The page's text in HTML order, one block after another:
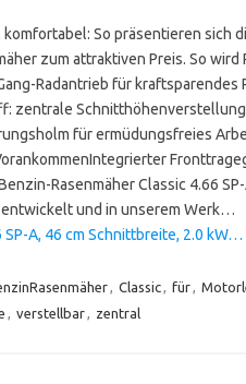
So präsentieren sich
zum attraktiven Preis. So wird
Radantrieb für kraftsparendes
zentrale
für ermüdungsfreies
Rasenmäher Classic 4.66
entwickelt und in unserem Werk…
SP-A, 46 cm Schnittbreite, 2.0 kW…
, Classic, für,
, verstellbar, zentral